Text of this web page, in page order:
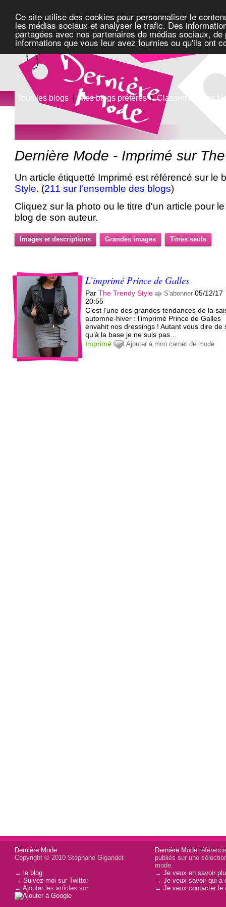
Ce site utilise des cookies pour personnaliser le
les médias sociaux et analyser le trafic. Des
partagées avec nos partenaires de médias sociaux,
informations que vous leur avez fournies ou qu'ils ont
Tous les blogs | Mes blogs préférés|Classement des
Dernière Mode - Imprimé sur
Un article étiquetté Imprimé est référencé sur le
Style. (211 sur l'ensemble des blogs)
Cliquez sur la photo ou le titre d'un article pour
blog de son auteur.
Images et descriptions Grandes images Titres seuls
L’imprimé Prince de Galles
ParThe Trendy Style S'abonner 05/12/17
20:55
C’est l’une des grandes tendances de la
automne-hiver : l’imprimé Prince de Galles
envahit nos dressings ! Autant vous dire de
qu’à la base je ne suis pas…
Imprimé
Ajouter à mon carnet de mode
Dernière Mode
Copyright © 2010 Stéphane Gigandet
→le blog
→Suivez-moi sur Twitter
→ Ajouter les articles sur
Dernière Mode
publiés sur une
mode.
→Je veux en savoir
→Je veux savoir qui a
→Je veux contacter le